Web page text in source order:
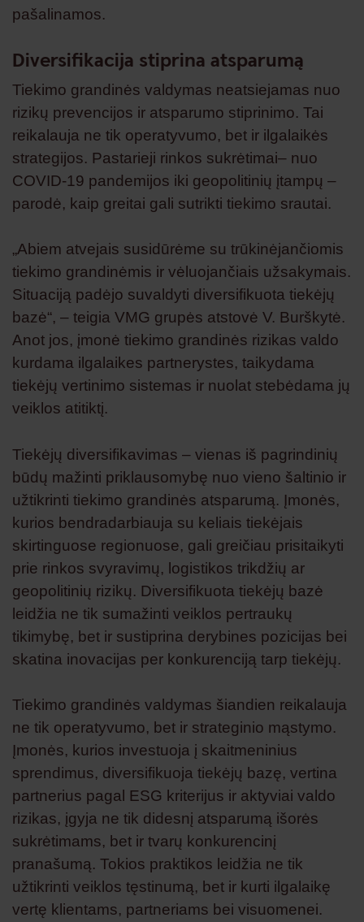
pašalinamos.
Diversifikacija stiprina atsparumą
Tiekimo grandinės valdymas neatsiejamas nuo
rizikų prevencijos ir atsparumo stiprinimo. Tai
reikalauja ne tik operatyvumo, bet ir ilgalaikės
strategijos. Pastarieji rinkos sukrėtimai– nuo
COVID-19 pandemijos iki geopolitinių įtampų –
parodė, kaip greitai gali sutrikti tiekimo srautai.
„Abiem atvejais susidūrėme su trūkinėjančiomis
tiekimo grandinėmis ir vėluojančiais užsakymais.
Situaciją padėjo suvaldyti diversifikuota tiekėjų
bazė“, – teigia VMG grupės atstovė V. Burškytė.
Anot jos, įmonė tiekimo grandinės rizikas valdo
kurdama ilgalaikes partnerystes, taikydama
tiekėjų vertinimo sistemas ir nuolat stebėdama jų
veiklos atitiktį.
Tiekėjų diversifikavimas – vienas iš pagrindinių
būdų mažinti priklausomybę nuo vieno šaltinio ir
užtikrinti tiekimo grandinės atsparumą. Įmonės,
kurios bendradarbiauja su keliais tiekėjais
skirtinguose regionuose, gali greičiau prisitaikyti
prie rinkos svyravimų, logistikos trikdžių ar
geopolitinių rizikų. Diversifikuota tiekėjų bazė
leidžia ne tik sumažinti veiklos pertraukų
tikimybę, bet ir sustiprina derybines pozicijas bei
skatina inovacijas per konkurenciją tarp tiekėjų.
Tiekimo grandinės valdymas šiandien reikalauja
ne tik operatyvumo, bet ir strateginio mąstymo.
Įmonės, kurios investuoja į skaitmeninius
sprendimus, diversifikuoja tiekėjų bazę, vertina
partnerius pagal ESG kriterijus ir aktyviai valdo
rizikas, įgyja ne tik didesnį atsparumą išorės
sukrėtimams, bet ir tvarų konkurencinį
pranašumą. Tokios praktikos leidžia ne tik
užtikrinti veiklos tęstinumą, bet ir kurti ilgalaikę
vertę klientams, partneriams bei visuomenei.